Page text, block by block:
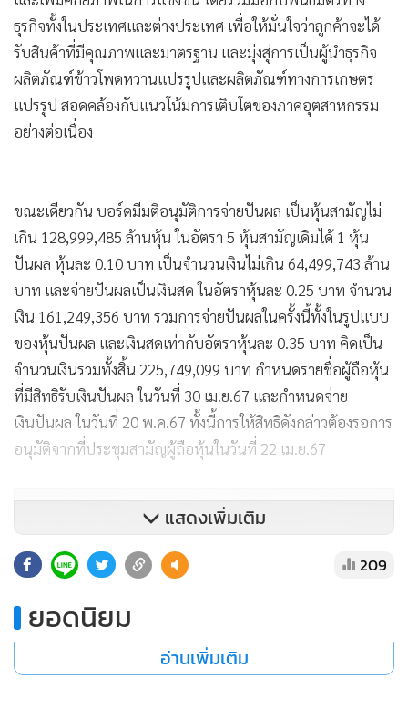
ธุรกิจทั้งในประเทศและต่างประเทศ เพื่อให้มั่นใจว่าลูกค้าจะได้
รับสินค้าที่มีคุณภาพและมาตรฐาน และมุ่งสู่การเป็นผู้นำธุรกิจ
ผลิตภัณฑ์ข้าวโพดหวานแปรรูปและผลิตภัณฑ์ทางการเกษตร
แปรรูป สอดคล้องกับแนวโน้มการเติบโตของภาคอุตสาหกรรม
อย่างต่อเนื่อง
ขณะเดียวกัน บอร์ดมีมติอนุมัติการจ่ายปันผล เป็นหุ้นสามัญไม่
เกิน 128,999,485 ล้านหุ้น ในอัตรา 5 หุ้นสามัญเดิมได้ 1 หุ้น
ปันผล หุ้นละ 0.10 บาท เป็นจำนวนเงินไม่เกิน 64,499,743 ล้าน
บาท และจ่ายปันผลเป็นเงินสด ในอัตราหุ้นละ 0.25 บาท จำนวน
เงิน 161,249,356 บาท รวมการจ่ายปันผลในครั้งนี้ทั้งในรูปแบบ
ของหุ้นปันผล และเงินสดเท่ากับอัตราหุ้นละ 0.35 บาท คิดเป็น
จำนวนเงินรวมทั้งสิ้น 225,749,099 บาท กำหนดรายชื่อผู้ถือหุ้น
ที่มีสิทธิรับเงินปันผล ในวันที่ 30 เม.ย.67 และกำหนดจ่าย
เงินปันผล ในวันที่ 20 พ.ค.67 ทั้งนี้การให้สิทธิดังกล่าวต้องรอการ
อนุมัติจากที่ประชุมสามัญผู้ถือหุ้นในวันที่ 22 เม.ย.67
แสดงเพิ่มเติม
209
ยอดนิยม
อ่านเพิ่มเติม